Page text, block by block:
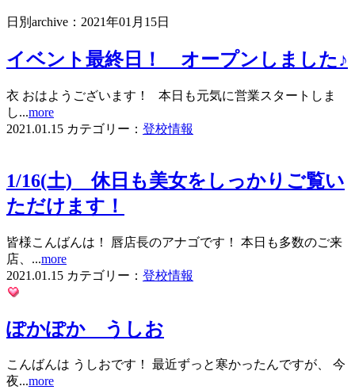
日別archive：2021年01月15日
イベント最終日！ オープンしました♪
衣 おはようございます！ 本日も元気に営業スタートしま
し...more
2021.01.15 カテゴリー： 登校情報
1/16(土) 休日も美女をしっかりご覧い
ただけます！
皆様こんばんは！ 唇店長のアナゴです！ 本日も多数のご来
店、...more
2021.01.15 カテゴリー： 登校情報
ぽかぽか うしお
こんばんは うしおです！ 最近ずっと寒かったんですが、 今
夜...more